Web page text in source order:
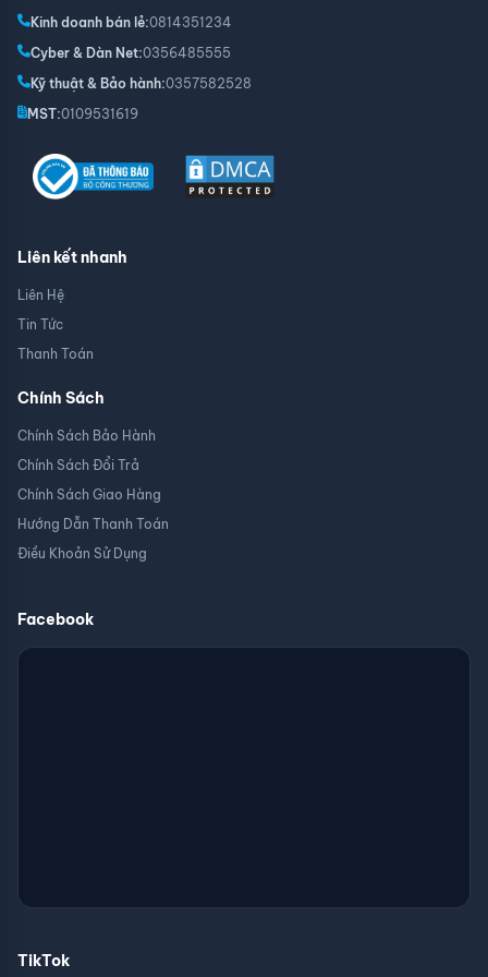
máy tính.
Lưới lọc bụi
Kinh doanh bán lẻ:0814351234
Cyber & Dàn Net:0356485555
Kỹ thuật & Bảo hành:0357582528
MST:0109531619
Liên kết nhanh
Liên Hệ
Tin Tức
Thanh Toán
Chính Sách
Chính Sách Bảo Hành
Chính Sách Đổi Trả
Chính Sách Giao Hàng
Hướng Dẫn Thanh Toán
Điều Khoản Sử Dụng
Facebook
TikTok